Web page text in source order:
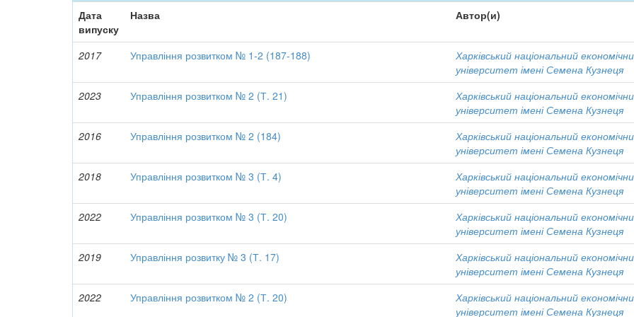
Дата
випуску
Назва Автор(и)
2017 Управління розвитком № 1-2 (187-188)
Харківський національний
університет імені Семена Кузнеця
2023
Управління розвитком № 2 (Т. 21)
Харківський національний
університет імені Семена Кузнеця
2016
Управління розвитком № 2 (184)
Харківський національний
університет імені Семена Кузнеця
2018
Управління розвитком № 3 (Т. 4)
Харківський національний
університет імені Семена Кузнеця
2022
Управління розвитком № 3 (Т. 20)
Харківський національний
університет імені Семена Кузнеця
2019
Управління розвитку № 3 (Т. 17)
Харківський національний
університет імені Семена Кузнеця
2022
Управління розвитком № 2 (Т. 20)
Харківський національний
університет імені Семена Кузнеця